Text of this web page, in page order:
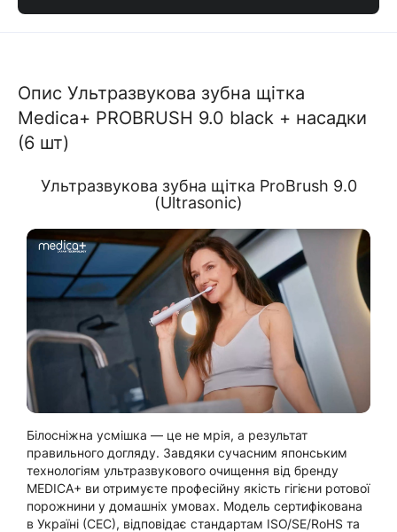
Опис Ультразвукова зубна щітка
Medica+ PROBRUSH 9.0 black + насадки
(6 шт)
Ультразвукова зубна щітка ProBrush 9.0
(Ultrasonic)
Білосніжна усмішка — це не мрія, а результат
правильного догляду. Завдяки сучасним японським
технологіям ультразвукового очищення від бренду
MEDICA+ ви отримуєте професійну якість гігієни ротової
порожнини у домашніх умовах. Модель сертифікована
в Україні (СЕС), відповідає стандартам ISO/SE/RoHS та